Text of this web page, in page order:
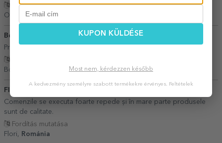
Fordítás mutatása
Osian Florin, Románia
Bobis Andrada 24 Március 2026
Prompti, de incredere CALITATE pret bun
Bobis Andrada,
Románia
Flori
Comenzile se executa foarte repede și în mare parte produsele
sunt de calitate.
Fordítás mutatása
Flori,
Románia
KUPON KÜLDÉSE
Most nem, kérdezzen később
A kedvezmény személyre szabott termékekre érvényes. Feltételek